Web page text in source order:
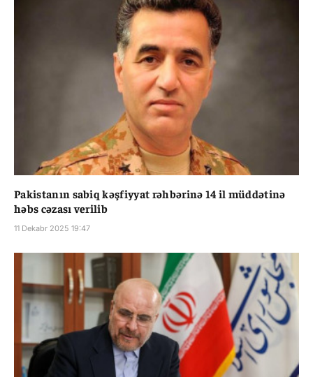
Pakistanın sabiq kəşfiyyat rəhbərinə 14 il müddətinə
həbs cəzası verilib
11 Dekabr 2025 19:47